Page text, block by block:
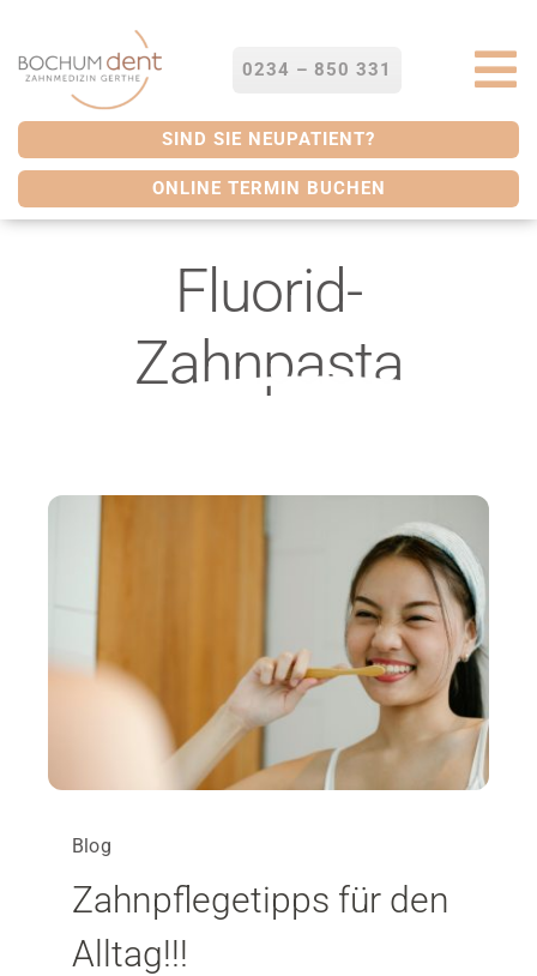
springen
0234 – 850 331
STARTSEITE
LEISTUNGEN
SERVICES
ÜBER UNS
KONTAKT
SIND SIE NEUPATIENT?
ONLINE TERMIN BUCHEN
Fluorid-
Zahnpasta
Blog
Zahnpflegetipps für den
Alltag!!!